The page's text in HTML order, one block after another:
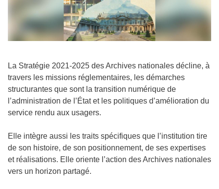
La Stratégie 2021-2025 des Archives nationales décline, à
travers les missions réglementaires, les démarches
structurantes que sont la transition numérique de
l’administration de l’État et les politiques d’amélioration du
service rendu aux usagers.
Elle intègre aussi les traits spécifiques que l’institution tire
de son histoire, de son positionnement, de ses expertises
et réalisations. Elle oriente l’action des Archives nationales
vers un horizon partagé.